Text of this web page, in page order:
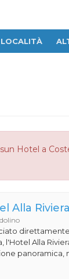
LOCALITÀ
Hotel a
Alla Riviera
l'Hotel Alla
panoramica,